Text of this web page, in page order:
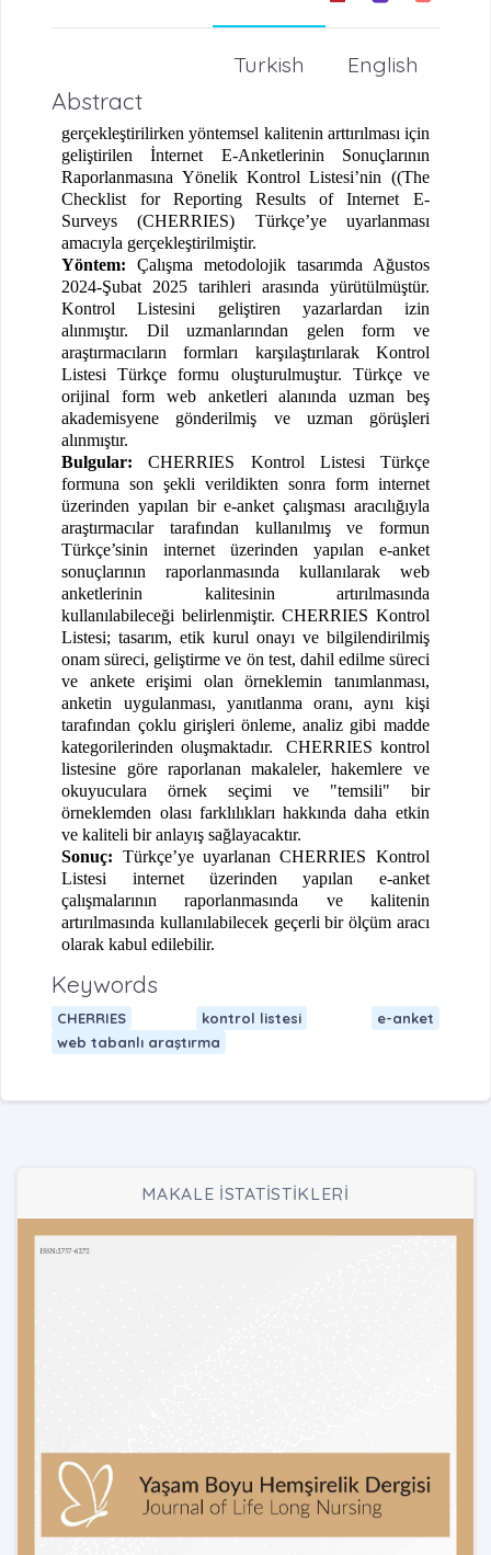
English
Turkish
Abstract
gerçekleştirilirken yöntemsel kalitenin arttırılması için
geliştirilen İnternet E-Anketlerinin Sonuçlarının
Raporlanmasına Yönelik Kontrol Listesi’nin ((The
Checklist for Reporting Results of Internet E-
Surveys (CHERRIES) Türkçe’ye uyarlanması
amacıyla gerçekleştirilmiştir.
Yöntem:
Çalışma metodolojik tasarımda Ağustos
2024-Şubat 2025 tarihleri arasında yürütülmüştür.
Kontrol Listesini geliştiren yazarlardan izin
alınmıştır. Dil uzmanlarından gelen form ve
araştırmacıların formları karşılaştırılarak Kontrol
Listesi Türkçe formu oluşturulmuştur. Türkçe ve
orijinal form web anketleri alanında uzman beş
akademisyene gönderilmiş ve uzman görüşleri
alınmıştır.
Bulgular: CHERRIES Kontrol Listesi Türkçe
formuna son şekli verildikten sonra form internet
üzerinden yapılan bir e-anket çalışması aracılığıyla
araştırmacılar tarafından kullanılmış ve formun
Türkçe’sinin internet üzerinden yapılan e-anket
sonuçlarının raporlanmasında kullanılarak web
anketlerinin kalitesinin artırılmasında
kullanılabileceği belirlenmiştir. CHERRIES Kontrol
Listesi; tasarım, etik kurul onayı ve bilgilendirilmiş
onam süreci, geliştirme ve ön test, dahil edilme süreci
ve ankete erişimi olan örneklemin tanımlanması,
anketin uygulanması, yanıtlanma oranı, aynı kişi
tarafından çoklu girişleri önleme, analiz gibi madde
kategorilerinden oluşmaktadır.
CHERRIES kontrol
listesine göre raporlanan makaleler, hakemlere ve
okuyuculara örnek seçimi ve "temsili" bir
örneklemden olası farklılıkları hakkında daha etkin
ve kaliteli bir anlayış sağlayacaktır.
Sonuç: Türkçe’ye uyarlanan CHERRIES Kontrol
Listesi internet üzerinden yapılan e-anket
çalışmalarının raporlanmasında ve kalitenin
artırılmasında kullanılabilecek geçerli bir ölçüm aracı
olarak kabul edilebilir.
Keywords
CHERRIES kontrol listesi
e-anket
web tabanlı araştırma
MAKALE İSTATİSTİKLERİ